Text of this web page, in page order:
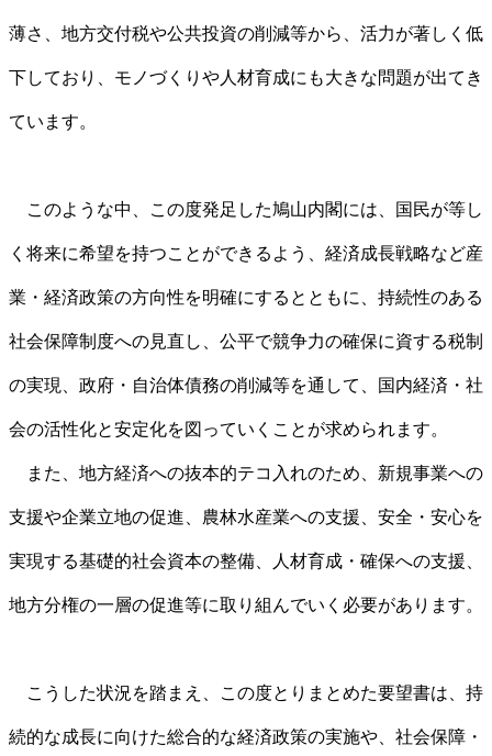
薄さ、地方交付税や公共投資の削減等から、活力が著しく低
下しており、モノづくりや人材育成にも大きな問題が出てき
ています。
このような中、この度発足した鳩山内閣には、国民が等し
く将来に希望を持つことができるよう、経済成長戦略など産
業・経済政策の方向性を明確にするとともに、持続性のある
社会保障制度への見直し、公平で競争力の確保に資する税制
の実現、政府・自治体債務の削減等を通して、国内経済・社
会の活性化と安定化を図っていくことが求められます。
また、地方経済への抜本的テコ入れのため、新規事業への
支援や企業立地の促進、農林水産業への支援、安全・安心を
実現する基礎的社会資本の整備、人材育成・確保への支援、
地方分権の一層の促進等に取り組んでいく必要があります。
こうした状況を踏まえ、この度とりまとめた要望書は、持
続的な成長に向けた総合的な経済政策の実施や、社会保障・